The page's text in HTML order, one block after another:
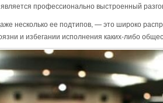
профессионально выстроенный
несколько ее подтипов, — это широко
и избегании исполнения каких-либо